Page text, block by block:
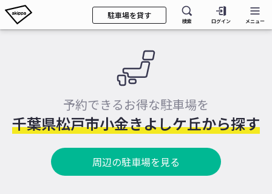
駐車場を貸す
検索 ログイン メニュー
予約できるお得な駐車場を
千葉県松戸市小金きよしケ丘から探す
周辺の駐車場を見る